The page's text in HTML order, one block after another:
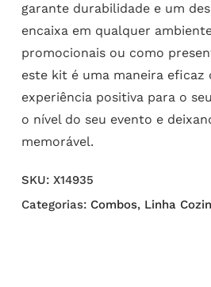
garante durabilidade e um
encaixa em qualquer
promocionais ou como
este kit é uma maneira eficaz
experiência positiva para o
o nível do seu evento e
memorável.
SKU: X14935
Categorias: Combos, Linha